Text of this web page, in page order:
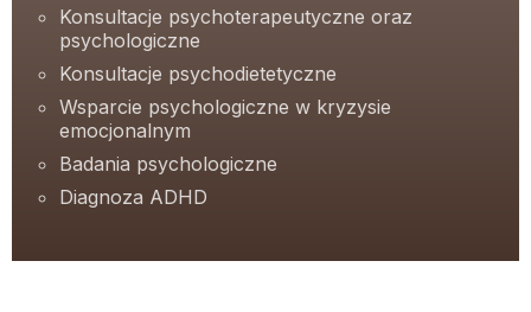
Konsultacje psychoterapeutyczne oraz
psychologiczne
Konsultacje psychodietetyczne
Wsparcie psychologiczne w kryzysie
emocjonalnym
Badania psychologiczne
Diagnoza ADHD